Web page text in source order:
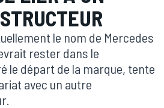
le nom de Mercedes
rester dans le
le départ de la marque, tente
avec un autre